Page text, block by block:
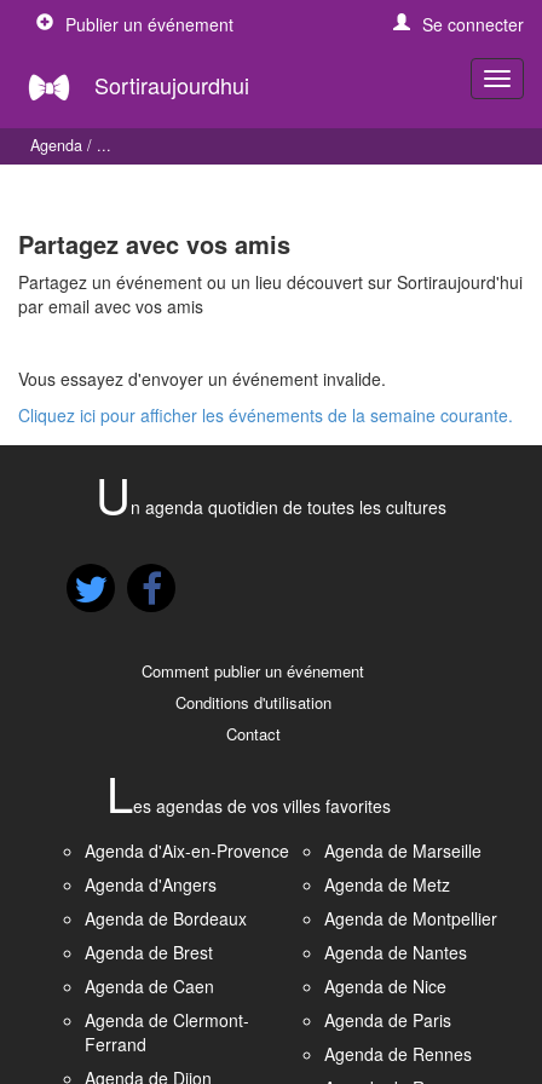
Publier un événement Se connecter
Sortiraujourdhui
Agenda
Partagez avec vos amis
Partagez un événement ou un lieu découvert sur Sortiraujourd'hui
par email avec vos amis
Vous essayez d'envoyer un événement invalide.
Cliquez ici pour afficher les événements de la semaine courante.
U n agenda quotidien de toutes les cultures
Comment publier un événement
Conditions d'utilisation
Contact
Les agendas de vos villes favorites
Agenda d'Aix-en-Provence
Agenda d'Angers
Agenda de Bordeaux
Agenda de Brest
Agenda de Caen
Agenda de Clermont-
Ferrand
Agenda de Dijon
Agenda de Marseille
Agenda de Metz
Agenda de Montpellier
Agenda de Nantes
Agenda de Nice
Agenda de Paris
Agenda de Rennes